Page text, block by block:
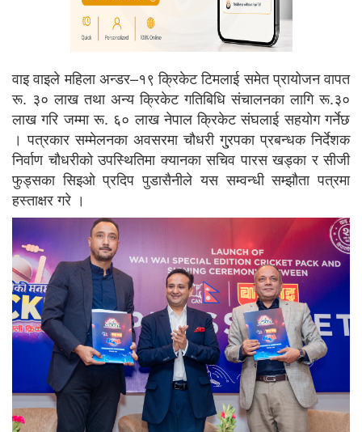
वाइ वाइले महिला अन्डर–१९ क्रिकेट टिमलाई समेत प्रायोजन वापत
रू. ३० लाख तथा अन्य क्रिकेट गतिबिधि संचालनका लागि रू.३०
लाख गरि जम्मा रू. ६० लाख नेपाल क्रिकेट संघलाई सहयोग गर्नेछ
। पत्रकार सम्मेलनका अवसरमा चौधरी गु्रपका प्रबन्धक निर्देशक
निर्वाण चौधरीको उपस्थितिमा क्यानका सचिव पारस खड्का र सीजी
फुड्सका सिइओ प्रदिप पुडासैनीले यस सम्वन्धी सम्झौता पत्रमा
हस्ताक्षर गरे ।